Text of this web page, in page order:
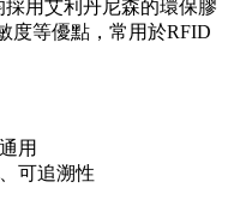
用艾利丹尼森的環保膠
度等優點，常用於RFID
用
可追溯性